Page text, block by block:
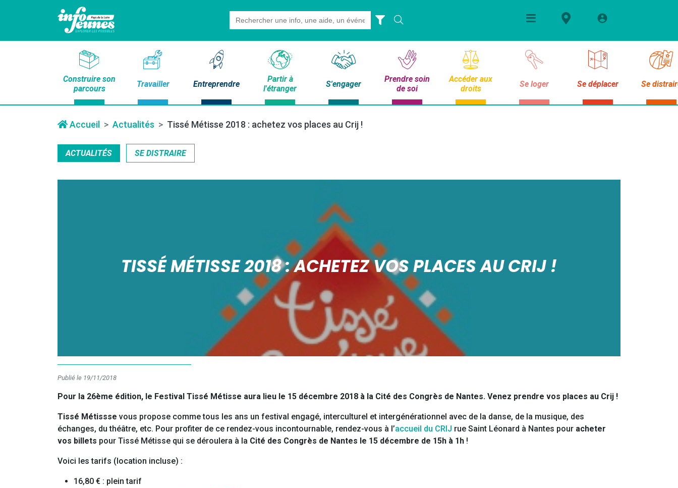
Search
for:
Construire son
parcours
Travailler Entreprendre
Partir à
l'étranger
S'engager
Prendre soin
de soi
Accéder aux
droits
Se loger Se déplacer Se
Accueil Actualités Tissé Métisse 2018 : achetez vos places au Crij !
ACTUALITÉS SE DISTRAIRE
TISSÉ MÉTISSE 2018 : ACHETEZ VOS PLACES AU CRIJ !
Publié le 19/11/2018
Pour la 26ème édition, le Festival Tissé Métisse aura lieu le 15 décembre 2018 à la Cité des Congrès de Nantes. Venez prendre vos places au Crij !
Tissé Métissse vous propose comme tous les ans un festival engagé, interculturel et intergénérationnel avec de la danse, de la musique, des
échanges, du théâtre, etc. Pour profiter de ce rendez-vous incontournable, rendez-vous à l’accueil du CRIJ rue Saint Léonard à Nantes pour acheter
vos billets pour Tissé Métisse qui se déroulera à la Cité des Congrès de Nantes le 15 décembre de 15h à 1h !
Voici les tarifs (location incluse) :
16,80 € : plein tarif